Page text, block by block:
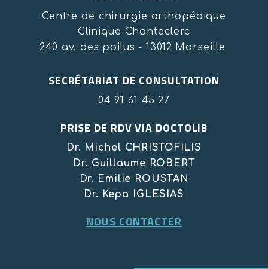
Centre de chirurgie orthopédique
Clinique Chanteclerc
240 av. des poilus - 13012 Marseille
SECRÉTARIAT DE CONSULTATION
04 91 61 45 27
PRISE DE RDV VIA DOCTOLIB
Dr. Michel CHRISTOFILIS
Dr. Guillaume ROBERT
Dr. Emilie ROUSTAN
Dr. Kepa IGLESIAS
NOUS CONTACTER